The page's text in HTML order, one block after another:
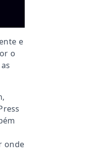
e
o
onde